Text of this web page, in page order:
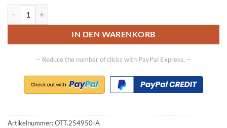
IN DEN WARENKORB
-- Reduce the number of clicks with PayPal Express. --
Artikelnummer:OTT.254950-A